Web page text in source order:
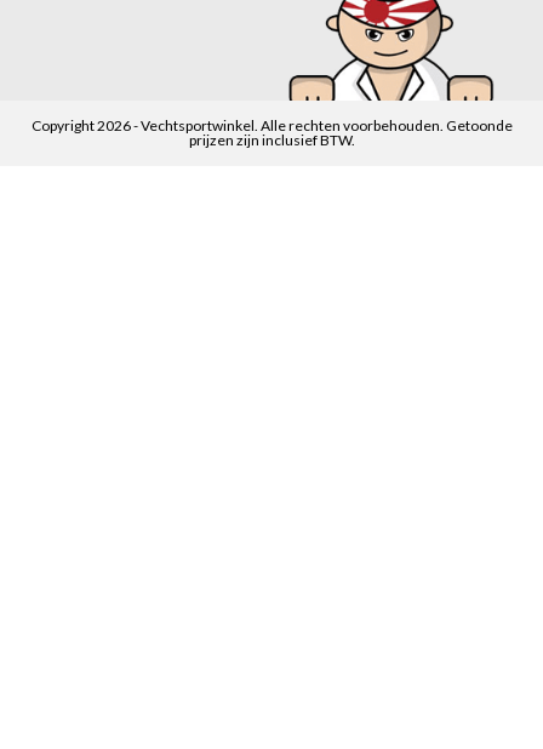
Copyright 2026 - Vechtsportwinkel. Alle rechten voorbehouden. Getoonde
prijzen zijn inclusief BTW.